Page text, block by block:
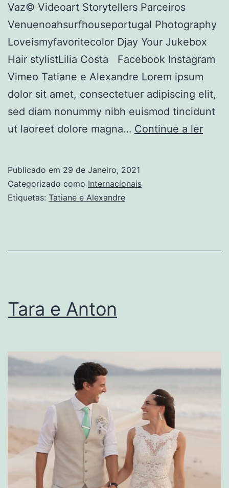
Vaz© Videoart Storytellers Parceiros
Venuenoahsurfhouseportugal Photography
Loveismyfavoritecolor Djay Your Jukebox
Hair stylistLilia Costa Facebook Instagram
Vimeo Tatiane e Alexandre Lorem ipsum
dolor sit amet, consectetuer adipiscing elit,
sed diam nonummy nibh euismod tincidunt
ut laoreet dolore magna… Continue a ler
Publicado em 29 de Janeiro, 2021
Categorizado como Internacionais
Etiquetas: Tatiane e Alexandre
Tara e Anton